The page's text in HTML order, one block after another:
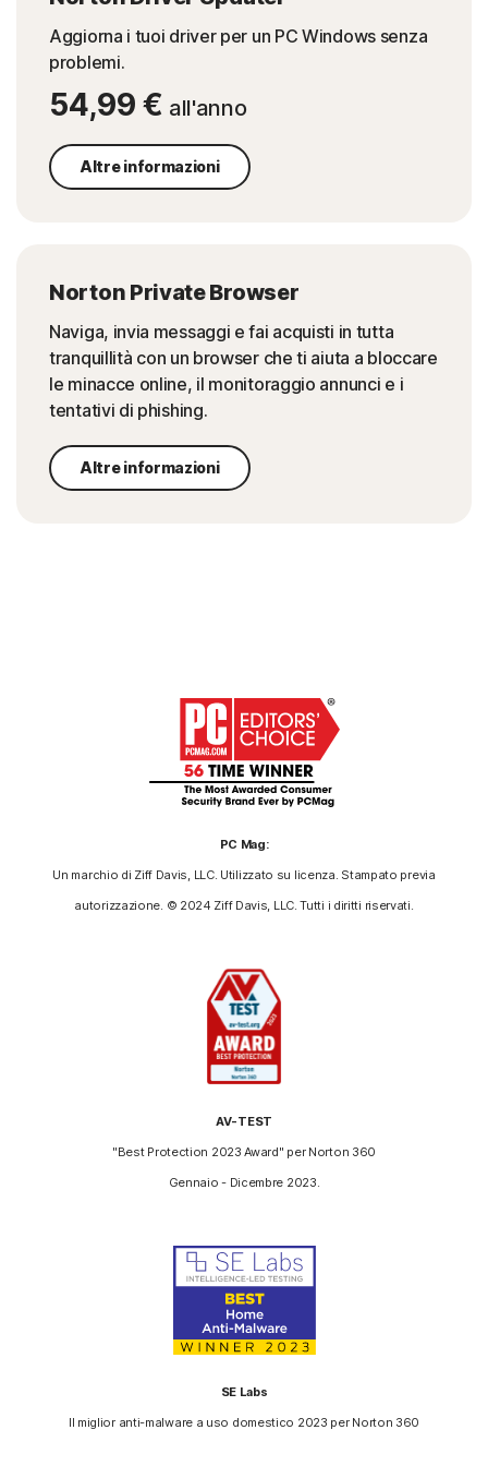
Aggiorna i tuoi driver per un PC Windows senza
problemi.
54,99 € all'anno
Altre informazioni
Norton Private Browser
Naviga, invia messaggi e fai acquisti in tutta
tranquillità con un browser che ti aiuta a bloccare
le minacce online, il monitoraggio annunci e i
tentativi di phishing.
Altre informazioni
PC Mag:
Un marchio di Ziff Davis, LLC. Utilizzato su licenza. Stampato previa
autorizzazione. © 2024 Ziff Davis, LLC. Tutti i diritti riservati.
AV-TEST
"Best Protection 2023 Award" per Norton 360
Gennaio - Dicembre 2023.
SE Labs
Il miglior anti-malware a uso domestico 2023 per Norton 360